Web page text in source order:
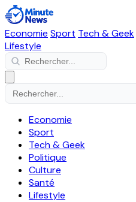
Economie Sport Tech & Geek
Lifestyle
Economie
Sport
Tech & Geek
Politique
Culture
Santé
Lifestyle